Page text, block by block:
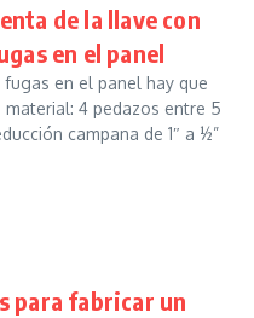
de la llave con
en el panel
en el panel hay que
4 pedazos entre 5
campana de 1″ a ½”
para fabricar un